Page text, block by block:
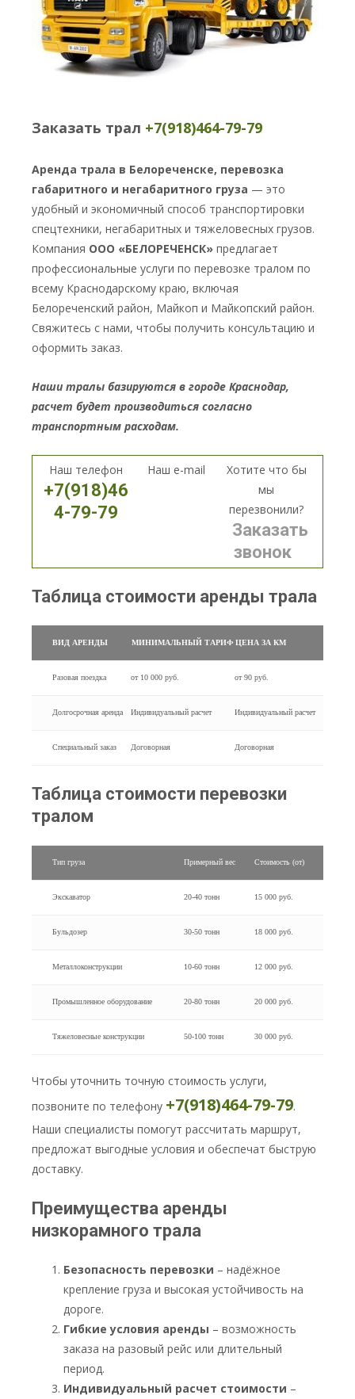
Заказать трал +7(918)464-79-79
Аренда трала в Белореченске, перевозка
габаритного и негабаритного груза — это
удобный и экономичный способ транспортировки
спецтехники, негабаритных и тяжеловесных грузов.
Компания ООО «БЕЛОРЕЧЕНСК» предлагает
профессиональные услуги по перевозке тралом по
всему Краснодарскому краю, включая
Белореченский район, Майкоп и Майкопский район.
Свяжитесь с нами, чтобы получить консультацию и
оформить заказ.
Наши тралы базируются в городе Краснодар,
расчет будет производиться согласно
транспортным расходам.
Наш телефон
+7(918)46
4-79-79
Наш e-mail
Хотите что бы
мы
перезвонили?
Заказать
звонок
Таблица стоимости аренды трала
ВИД АРЕНДЫ МИНИМАЛЬНЫЙ ТАРИФ ЦЕНА ЗА КМ
Разовая поездка от 10 000 руб. от 90 руб.
Долгосрочная аренда Индивидуальный расчет Индивидуальный расчет
Специальный заказ Договорная Договорная
Таблица стоимости перевозки
тралом
Тип груза Примерный вес Стоимость (от)
Экскаватор 20-40 тонн 15 000 руб.
Бульдозер 30-50 тонн 18 000 руб.
Металлоконструкции 10-60 тонн 12 000 руб.
Промышленное оборудование 20-80 тонн 20 000 руб.
Тяжеловесные конструкции 50-100 тонн 30 000 руб.
Чтобы уточнить точную стоимость услуги,
позвоните по телефону +7(918)464-79-79.
Наши специалисты помогут рассчитать маршрут,
предложат выгодные условия и обеспечат быструю
доставку.
Преимущества аренды
низкорамного трала
Безопасность перевозки – надёжное
крепление груза и высокая устойчивость на
дороге.
Гибкие условия аренды – возможность
заказа на разовый рейс или длительный
период.
Индивидуальный расчет стоимости –